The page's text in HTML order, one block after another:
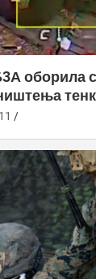
оборила